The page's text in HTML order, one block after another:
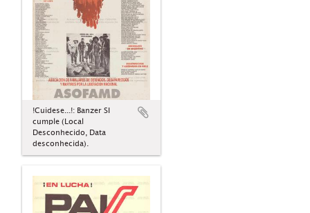
!Cuidese...!: Banzer SI
cumple (Local
Desconhecido, Data
desconhecida).